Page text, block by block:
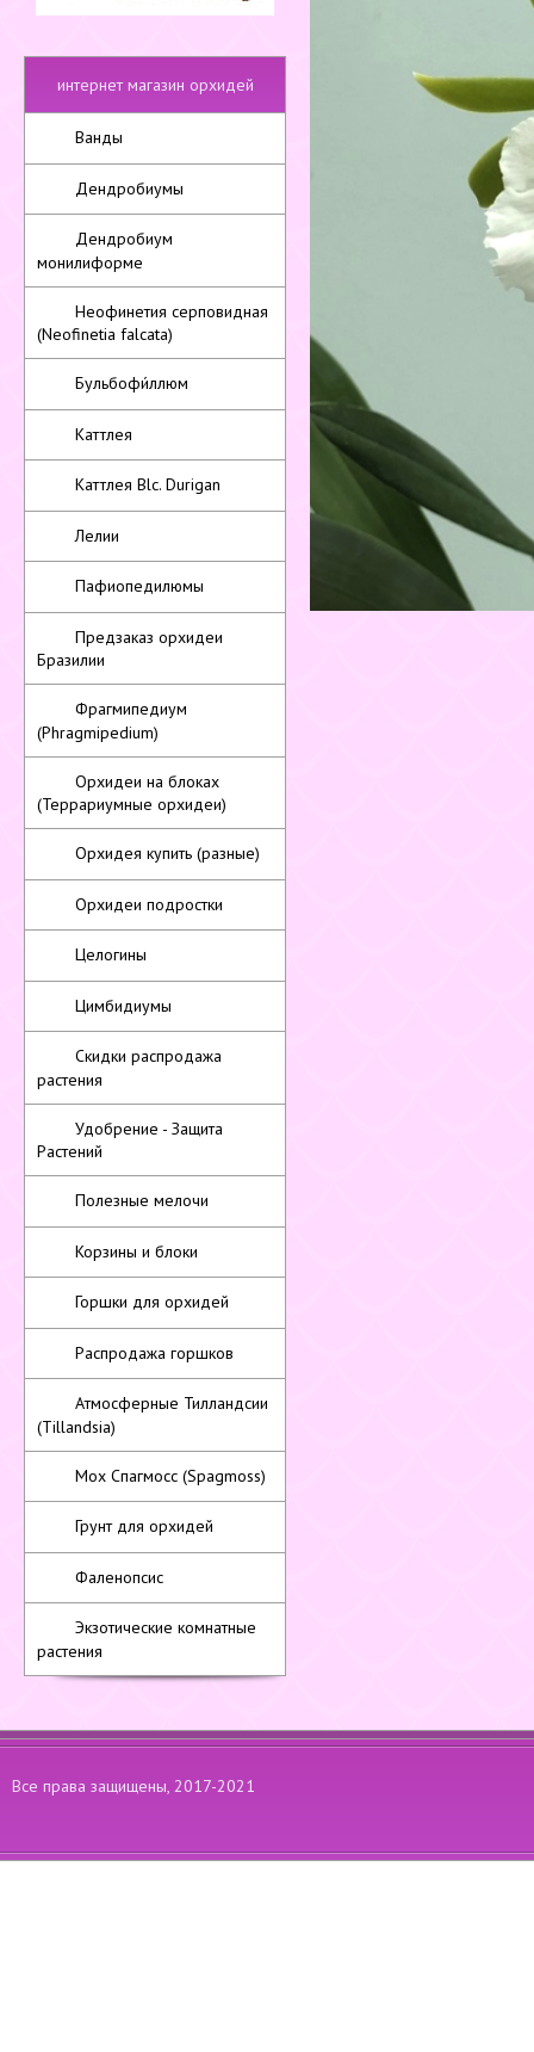
интернет магазин орхидей
Ванды
Дендробиумы
Дендробиум
монилиформе
Неофинетия серповидная
(Neofinetia falcata)
Бульбофи́ллюм
Каттлея
Каттлея Blc. Durigan
Лелии
Пафиопедилюмы
Предзаказ орхидеи
Бразилии
Фрагмипедиум
(Phragmipedium)
Орхидеи на блоках
(Террариумные орхидеи)
Орхидея купить (разные)
Орхидеи подростки
Целогины
Цимбидиумы
Скидки распродажа
растения
Удобрение - Защита
Растений
Полезные мелочи
Корзины и блоки
Горшки для орхидей
Распродажа горшков
Атмосферные Тилландсии
(Tillandsia)
Мох Спагмосс (Spagmoss)
Грунт для орхидей
Фаленопсис
Экзотические комнатные
растения
Все права защищены, 2017-2021